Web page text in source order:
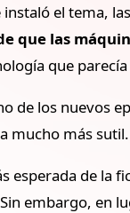
instaló el tema,
que las
que
de los nuevos
mucho más sutil.
esperada de la
Sin embargo, en